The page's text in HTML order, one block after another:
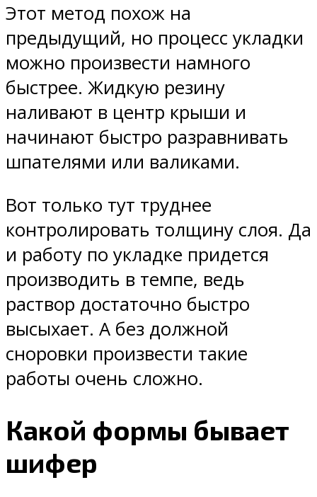
Этот метод похож на
предыдущий, но процесс укладки
можно произвести намного
быстрее. Жидкую резину
наливают в центр крыши и
начинают быстро разравнивать
шпателями или валиками.
Вот только тут труднее
контролировать толщину слоя. Да
и работу по укладке придется
производить в темпе, ведь
раствор достаточно быстро
высыхает. А без должной
сноровки произвести такие
работы очень сложно.
Какой формы бывает
шифер